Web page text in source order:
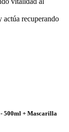
recuperando
500ml + Mascarilla